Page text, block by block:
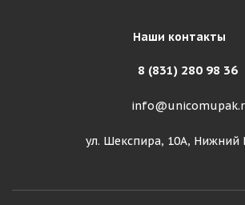
Наши контакты
8 (831) 280 98 36
ул. Шекспира, 10А, Нижний